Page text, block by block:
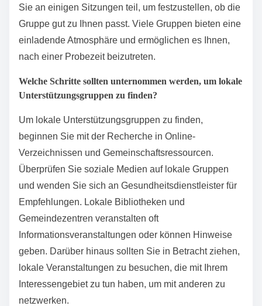
Wie findet und tritt man einer
geeigneten
Unterstützungsgruppe bei?
Um eine geeignete Unterstützungsgruppe zu finden
und beizutreten, beginnen Sie damit, Ihre spezifischen
Bedürfnisse und Präferenzen zu identifizieren.
Recherchieren Sie lokale Organisationen,
Gemeindezentren oder Online-Plattformen, die
Unterstützungsgruppen in Bezug auf Ihre Situation
anbieten. Kontaktieren Sie diese Gruppen, um
Informationen über Treffen, Formate und